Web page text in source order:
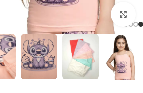
بزرگنمایی تصویر